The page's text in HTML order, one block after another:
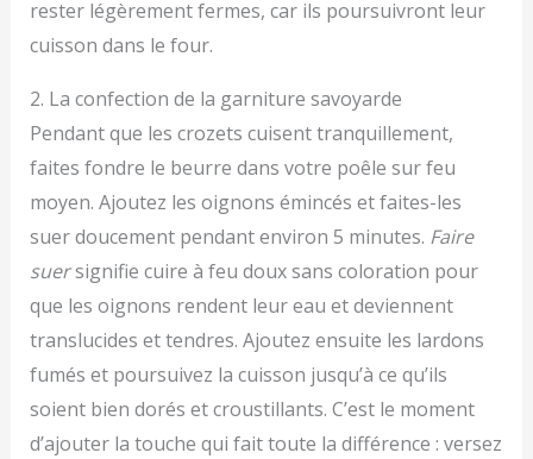
rester légèrement fermes, car ils poursuivront leur
cuisson dans le four.
2. La confection de la garniture savoyarde
Pendant que les crozets cuisent tranquillement,
faites fondre le beurre dans votre poêle sur feu
moyen. Ajoutez les oignons émincés et faites-les
suer doucement pendant environ 5 minutes. Faire
suersignifie cuire à feu doux sans coloration pour
que les oignons rendent leur eau et deviennent
translucides et tendres. Ajoutez ensuite les lardons
fumés et poursuivez la cuisson jusqu’à ce qu’ils
soient bien dorés et croustillants. C’est le moment
d’ajouter la touche qui fait toute la différence : versez